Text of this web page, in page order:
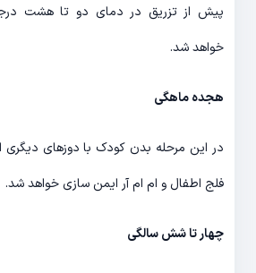
پیش از تزریق در دمای دو تا هشت درجه
خواهد شد.
هجده ماهگی
در این مرحله بدن کودک با دوزهای دیگری
فلج اطفال و ام ام آر ایمن سازی خواهد شد.
چهار تا شش سالگی